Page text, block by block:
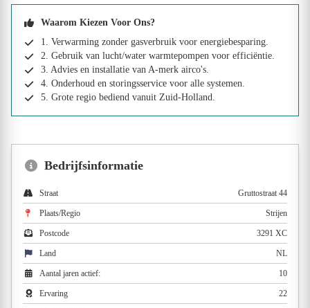
Waarom Kiezen Voor Ons?
1. Verwarming zonder gasverbruik voor energiebesparing.
2. Gebruik van lucht/water warmtepompen voor efficiëntie.
3. Advies en installatie van A-merk airco's.
4. Onderhoud en storingsservice voor alle systemen.
5. Grote regio bediend vanuit Zuid-Holland.
Bedrijfsinformatie
Straat Gruttostraat 44
Plaats/Regio Strijen
Postcode 3291 XC
Land NL
Aantal jaren actief: 10
Ervaring 22